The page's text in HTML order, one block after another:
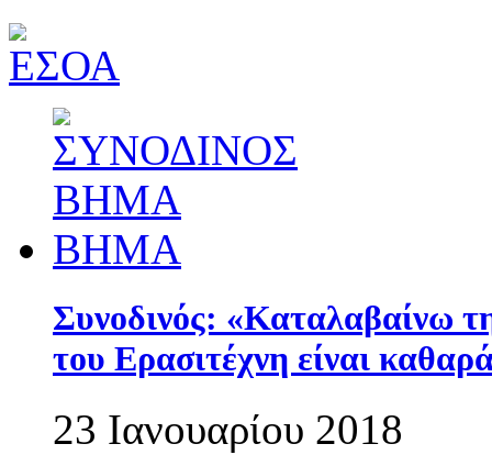
Συνοδινός: «Καταλαβαίνω
του Ερασιτέχνη είναι
23 Ιανουαρίου 2018